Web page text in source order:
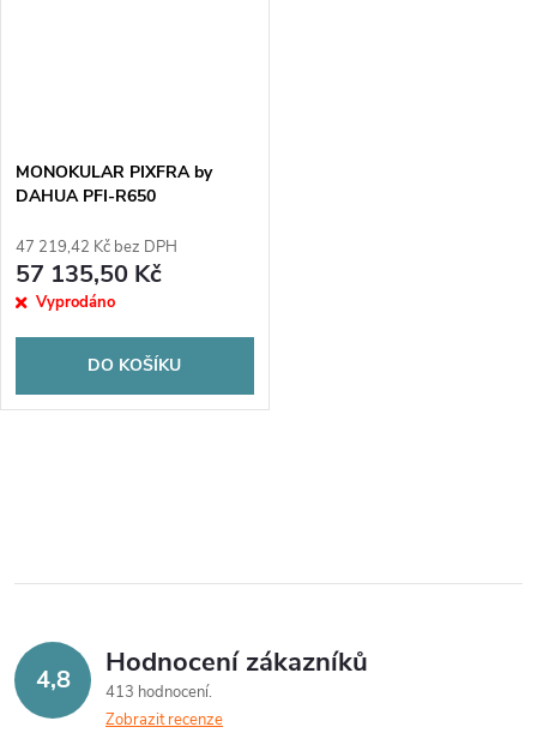
MONOKULAR PIXFRA by
DAHUA PFI-R650
47 219,42 Kč bez DPH
57 135,50 Kč
Vyprodáno
DO KOŠÍKU
l
d
a
4,8 Hodnocení zákazníků
413 hodnocení
Zobrazit recenze